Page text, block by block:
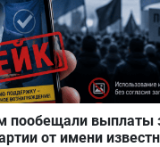
пообещали выплаты
от имени